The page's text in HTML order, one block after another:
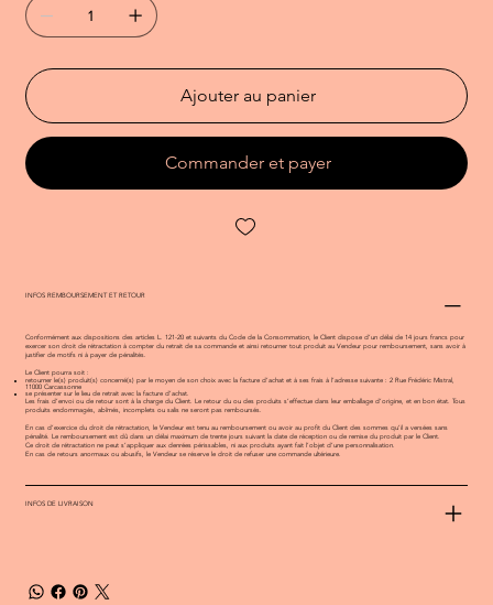
Ajouter au panier
Commander et payer
INFOS REMBOURSEMENT ET RETOUR
Conformément aux dispositions des articles L. 121-20 et suivants du Code de la Consommation, le Client dispose d’un délai de 14 jours francs pour
exercer son droit de rétractation à compter du retrait de sa commande et ainsi retourner tout produit au Vendeur pour remboursement, sans avoir à
justifier de motifs ni à payer de pénalités.
Le Client pourra soit :
retourner le(s) produit(s) concerné(s) par le moyen de son choix avec la facture d’achat et à ses frais à l’adresse suivante : 2 Rue Frédéric Mistral,
11000 Carcassonne
se présenter sur le lieu de retrait avec la facture d’achat.
Les frais d’envoi ou de retour sont à la charge du Client. Le retour du ou des produits s’effectue dans leur emballage d’origine, et en bon état. Tous
produits endommagés, abîmés, incomplets ou salis ne seront pas remboursés.
En cas d’exercice du droit de rétractation, le Vendeur est tenu au remboursement ou avoir au profit du Client des sommes qu’il a versées sans
pénalité. Le remboursement est dû dans un délai maximum de trente jours suivant la date de réception ou de remise du produit par le Client.
Ce droit de rétractation ne peut s’appliquer aux denrées périssables, ni aux produits ayant fait l’objet d’une personnalisation.
En cas de retours anormaux ou abusifs, le Vendeur se réserve le droit de refuser une commande ultérieure.
INFOS DE LIVRAISON